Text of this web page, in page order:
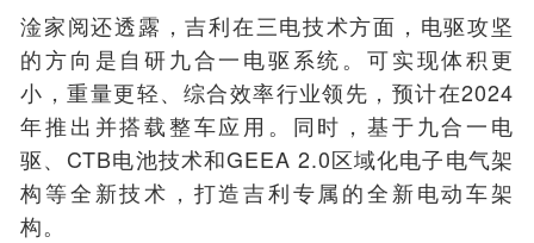
淦家阅还透露，吉利在三电技术方面，电驱攻坚
的方向是自研九合一电驱系统。可实现体积更
小，重量更轻、综合效率行业领先，预计在2024
年推出并搭载整车应用。同时，基于九合一电
驱、CTB电池技术和GEEA 2.0区域化电子电气架
构等全新技术，打造吉利专属的全新电动车架
构。